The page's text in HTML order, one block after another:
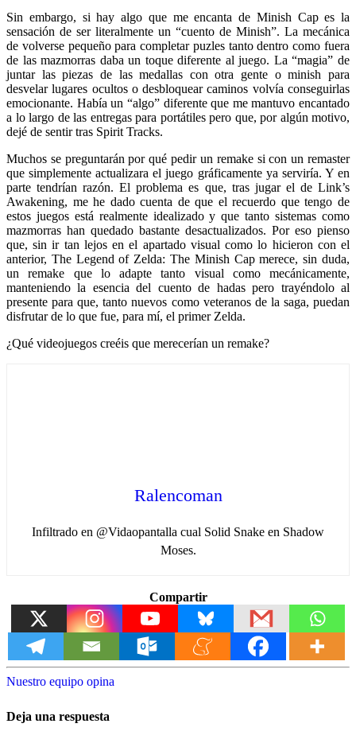
Sin embargo, si hay algo que me encanta de Minish Cap es la
sensación de ser literalmente un “cuento de Minish”. La mecánica
de volverse pequeño para completar puzles tanto dentro como fuera
de las mazmorras daba un toque diferente al juego. La “magia” de
juntar las piezas de las medallas con otra gente o minish para
desvelar lugares ocultos o desbloquear caminos volvía conseguirlas
emocionante. Había un “algo” diferente que me mantuvo encantado
a lo largo de las entregas para portátiles pero que, por algún motivo,
dejé de sentir tras Spirit Tracks.
Muchos se preguntarán por qué pedir un remake si con un remaster
que simplemente actualizara el juego gráficamente ya serviría. Y en
parte tendrían razón. El problema es que, tras jugar el de Link’s
Awakening, me he dado cuenta de que el recuerdo que tengo de
estos juegos está realmente idealizado y que tanto sistemas como
mazmorras han quedado bastante desactualizados. Por eso pienso
que, sin ir tan lejos en el apartado visual como lo hicieron con el
anterior, The Legend of Zelda: The Minish Cap merece, sin duda,
un remake que lo adapte tanto visual como mecánicamente,
manteniendo la esencia del cuento de hadas pero trayéndolo al
presente para que, tanto nuevos como veteranos de la saga, puedan
disfrutar de lo que fue, para mí, el primer Zelda.
¿Qué videojuegos creéis que merecerían un remake?
Ralencoman
Infiltrado en @Vidaopantalla cual Solid Snake en Shadow
Moses.
Compartir
Nuestro equipo opina
Deja una respuesta